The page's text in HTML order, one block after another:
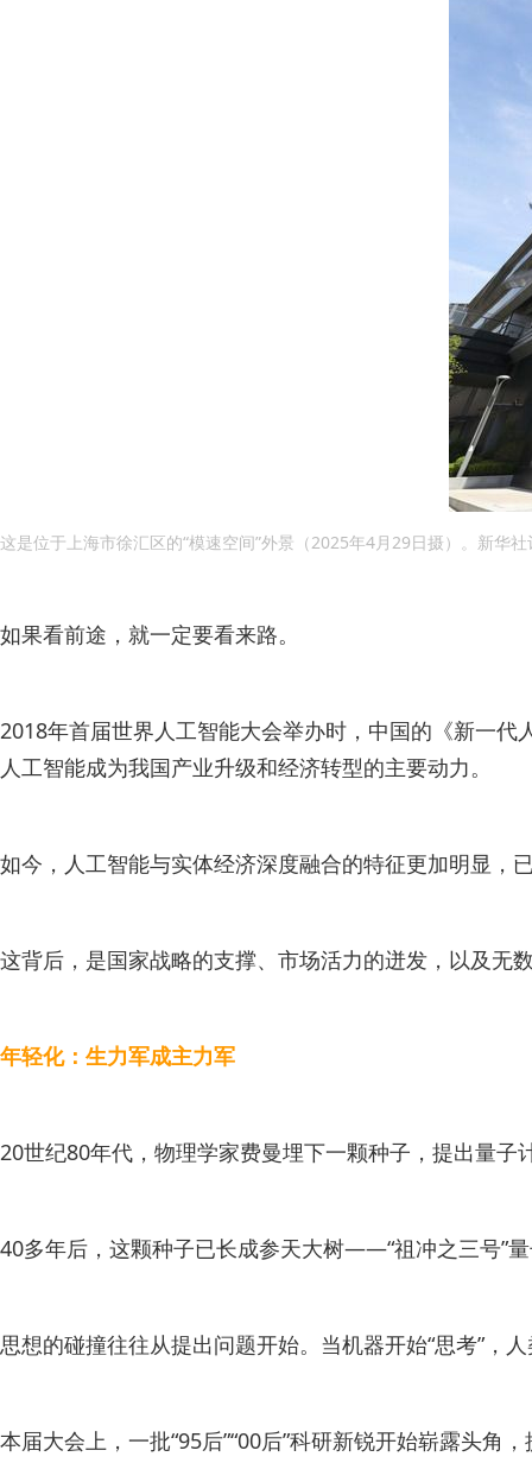
这是位于上海市徐汇区的“模速空间”外景（2025年4月29日摄）。新华
如果看前途，就一定要看来路。
2018年首届世界人工智能大会举办时，中国的《新一
人工智能成为我国产业升级和经济转型的主要动力。
如今，人工智能与实体经济深度融合的特征更加明显，
这背后，是国家战略的支撑、市场活力的迸发，以及无
年轻化：生力军成主力军
20世纪80年代，物理学家费曼埋下一颗种子，提出量子
40多年后，这颗种子已长成参天大树——“祖冲之三号”
思想的碰撞往往从提出问题开始。当机器开始“思考”，
本届大会上，一批“95后”“00后”科研新锐开始崭露头角